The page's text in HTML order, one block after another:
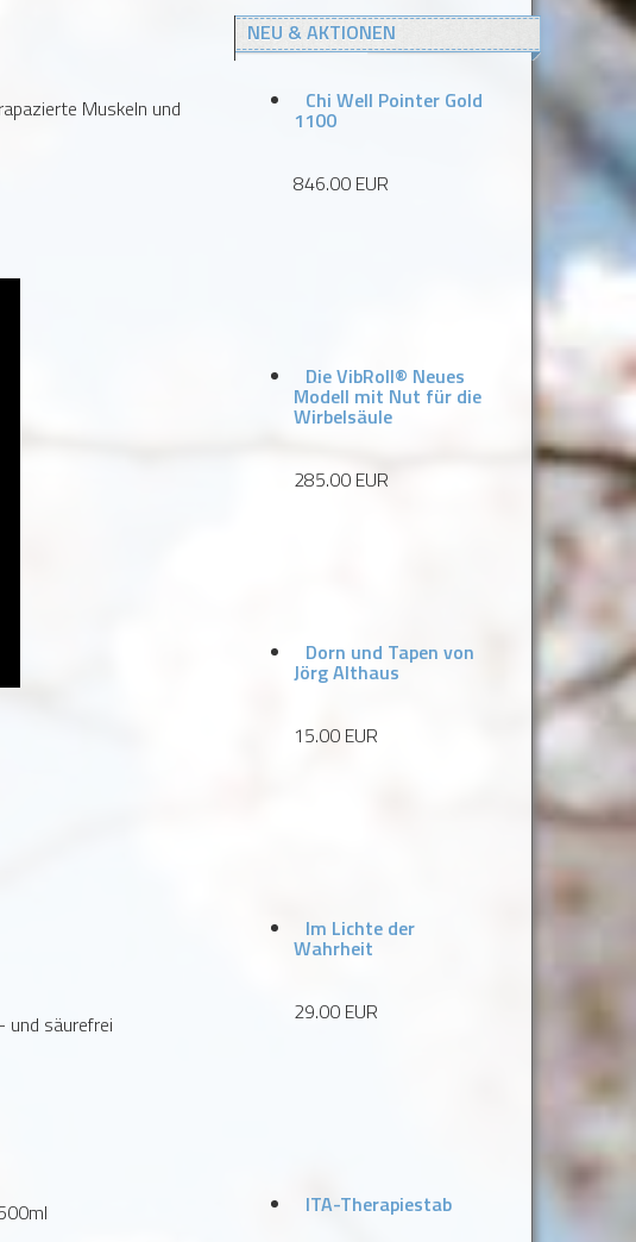
Muskeln und
und säurefrei
NEU & AKTIONEN
Chi Well Pointer Gold
1100
846.00 EUR
Die VibRoll® Neues
Modell mit Nut für die
Wirbelsäule
285.00 EUR
Dorn und Tapen von
Jörg Althaus
15.00 EUR
Im Lichte der
Wahrheit
29.00 EUR
ITA-Therapiestab